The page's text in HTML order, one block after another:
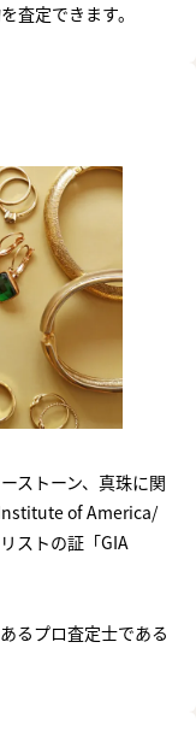
査定できます。
ストーン、真珠に関
of America/
ストの証「GIA
るプロ査定士である